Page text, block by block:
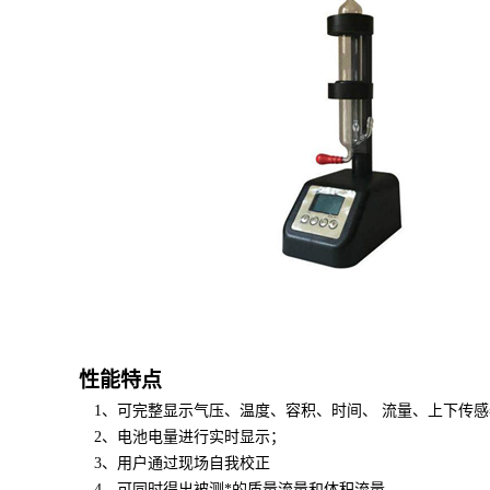
性能特点
1、可完整显示气压、温度、容积、时间、 流量、上下传感
2、电池电量进行实时显示；
3、用户通过现场自我校正